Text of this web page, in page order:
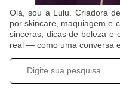
Olá, sou a Lulu. Criadora
por skincare, maquiagem e
sinceras, dicas de beleza e
real — como uma conversa